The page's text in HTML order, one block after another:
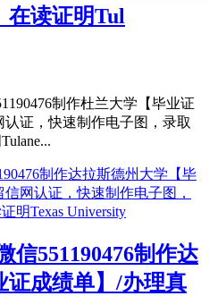
在读证明Tul
制作杜兰大学【毕业证
证，快速制作电子图，录取
信551190476制作达
证成绩单】/办理真